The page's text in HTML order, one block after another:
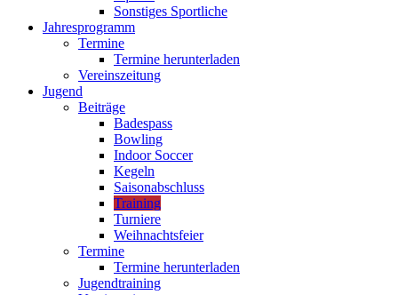
Sonstiges Sportliche
Jahresprogramm
Termine
Termine herunterladen
Vereinszeitung
Jugend
Beiträge
Badespass
Bowling
Indoor Soccer
Kegeln
Saisonabschluss
Training
Turniere
Weihnachtsfeier
Termine
Termine herunterladen
Jugendtraining